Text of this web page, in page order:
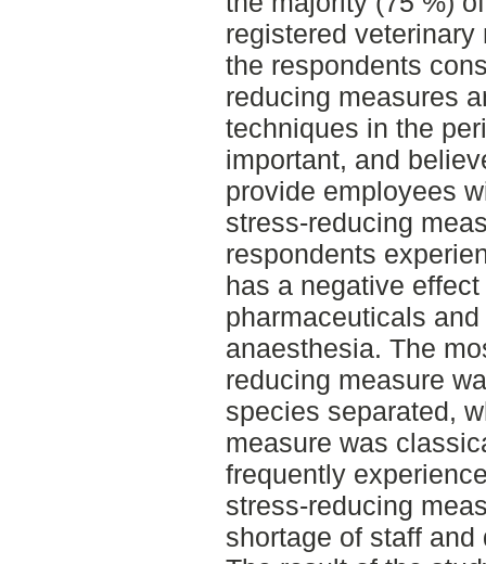
registered
the respondents
reducing measures
techniques in the
important, and
provide employees
stress-reducing
respondents
has a negative
pharmaceuticals
anaesthesia. The
reducing measure
species separated,
measure was
frequently
stress-reducing
shortage of staff